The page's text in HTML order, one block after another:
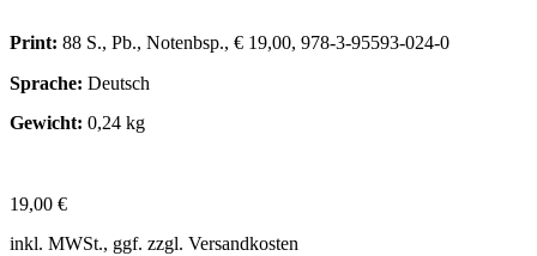
Print: 88 S., Pb., Notenbsp., € 19,00, 978-3-95593-024-0
Sprache: Deutsch
Gewicht: 0,24 kg
19,00 €
inkl. MWSt., ggf. zzgl. Versandkosten